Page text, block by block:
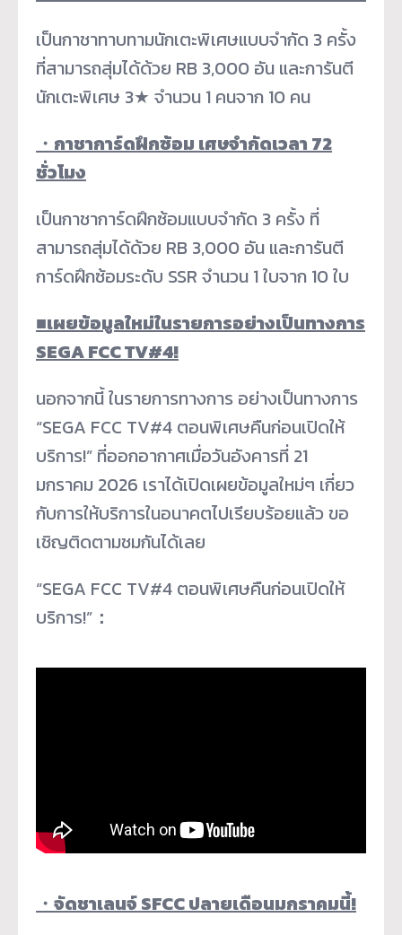
เป็นกาชาทาบทามนักเตะพิเศษแบบจำกัด 3 ครั้ง
ที่สามารถสุ่มได้ด้วย RB 3,000 อัน และการันตี
นักเตะพิเศษ 3★ จำนวน 1 คนจาก 10 คน
・ กาชาการ์ดฝึกซ้อม เศษจำกัดเวลา 72
ชั่วโมง
เป็นกาชาการ์ดฝึกซ้อมแบบจำกัด 3 ครั้ง ที่
สามารถสุ่มได้ด้วย RB 3,000 อัน และการันตี
การ์ดฝึกซ้อมระดับ SSR จำนวน 1 ใบจาก 10 ใบ
■เผยข้อมูลใหม่ในรายการอย่างเป็นทางการ
SEGA FCC TV#4!
นอกจากนี้ ในรายการทางการ อย่างเป็นทางการ
“SEGA FCC TV#4 ตอนพิเศษคืนก่อนเปิดให้
บริการ!” ที่ออกอากาศเมื่อวันอังคารที่ 21
มกราคม 2026 เราได้เปิดเผยข้อมูลใหม่ๆ เกี่ยว
กับการให้บริการในอนาคตไปเรียบร้อยแล้ว ขอ
เชิญติดตามชมกันได้เลย
“SEGA FCC TV#4 ตอนพิเศษคืนก่อนเปิดให้
บริการ!” ：
・ จัดชาเลนจ์ SFCC ปลายเดือนมกราคมนี้!